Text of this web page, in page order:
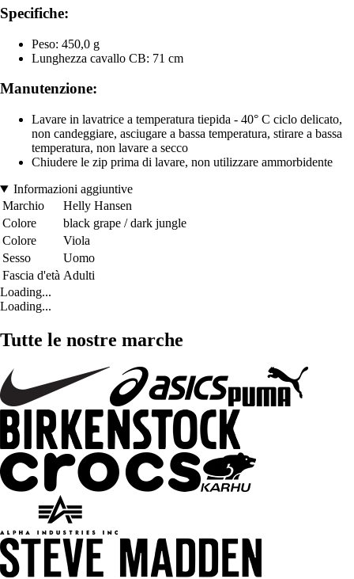
Specifiche:
Peso: 450,0 g
Lunghezza cavallo CB: 71 cm
Manutenzione:
Lavare in lavatrice a temperatura tiepida - 40° C ciclo delicato,
non candeggiare, asciugare a bassa temperatura, stirare a bassa
temperatura, non lavare a secco
Chiudere le zip prima di lavare, non utilizzare ammorbidente
Informazioni aggiuntive
Marchio
Helly Hansen
Colore
black grape / dark jungle
Colore
Viola
Sesso
Uomo
Fascia d'età Adulti
Loading...
Loading...
Tutte le nostre marche